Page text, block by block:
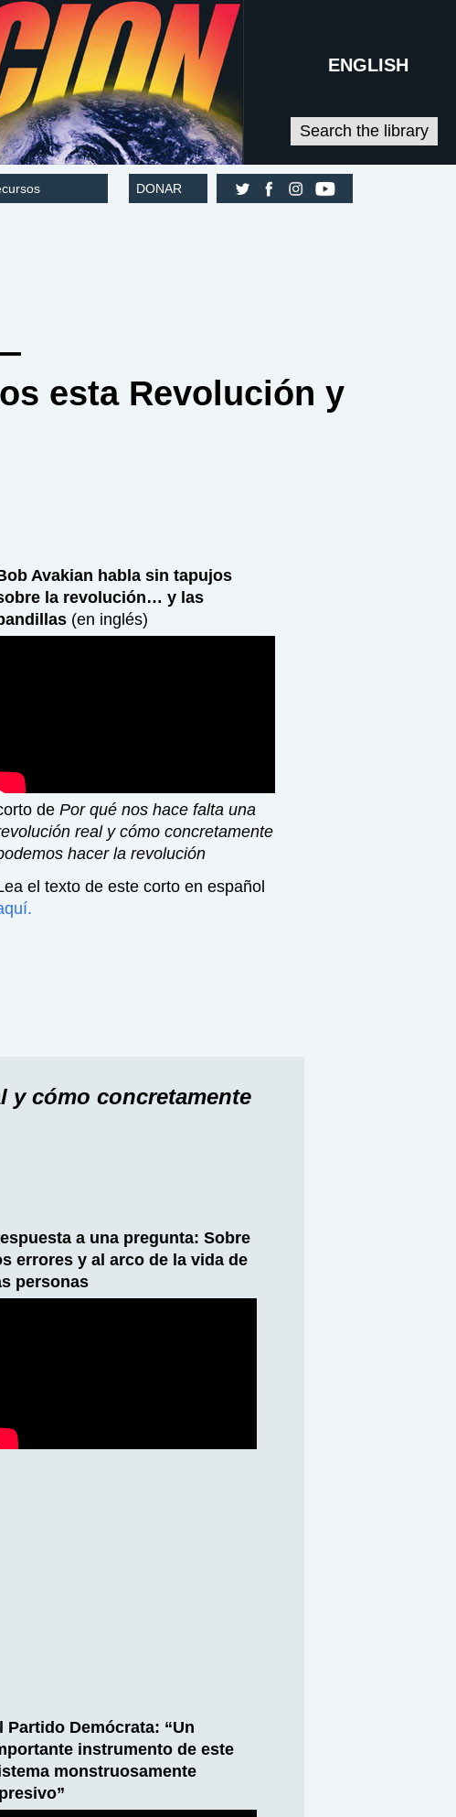
DONAR
Search the library
ENGLISH
esta Revolución y
Avakian habla sin tapujos
la revolución… y las
(en inglés)
dePor qué nos hace falta una
real y cómo concretamente
hacer la revolución
el texto de este corto en español
y cómo concretamente
a una pregunta: Sobre
errores y al arco de la vida de
personas
Partido Demócrata: “Un
instrumento de este
monstruosamente